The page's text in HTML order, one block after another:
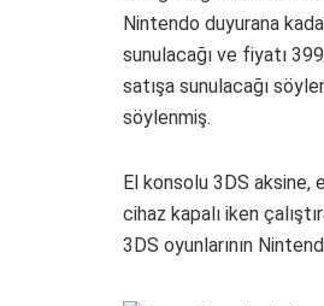
Nintendo duyurana
sunulacağı ve fiyatı
satışa sunulacağı
söylenmiş.
El konsolu 3DS aksine,
cihaz kapalı iken
3DS oyunlarının